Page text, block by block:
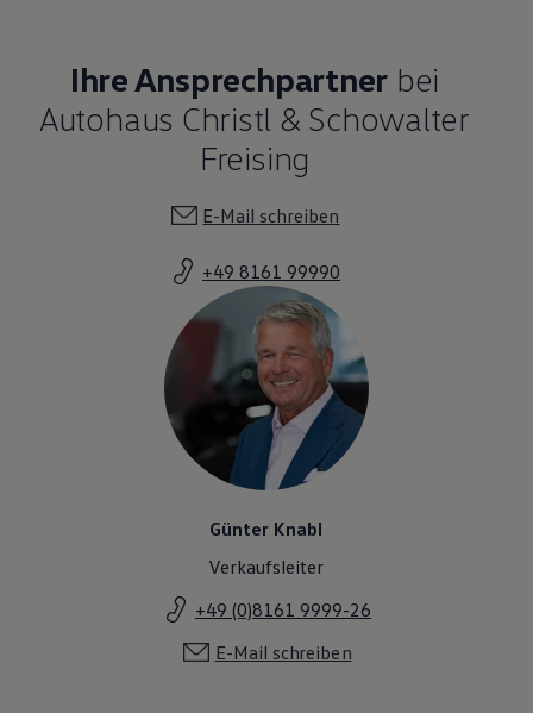
Ihre Ansprechpartner bei
Autohaus Christl & Schowalter
Freising
E-Mail schreiben
+49 8161 99990
Günter Knabl
Verkaufsleiter
+49 (0)8161 9999-26
E-Mail schreiben